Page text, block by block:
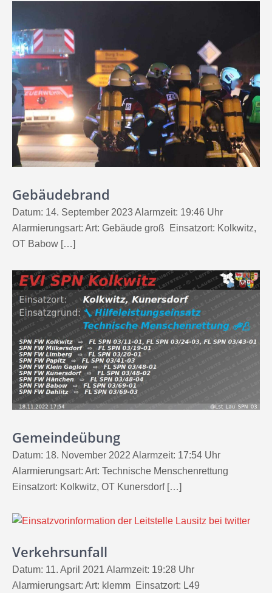
Gebäudebrand
Datum: 14. September 2023 Alarmzeit: 19:46 Uhr
Alarmierungsart: Art: Gebäude groß Einsatzort: Kolkwitz,
OT Babow […]
Gemeindeübung
Datum: 18. November 2022 Alarmzeit: 17:54 Uhr
Alarmierungsart: Art: Technische Menschenrettung
Einsatzort: Kolkwitz, OT Kunersdorf […]
Verkehrsunfall
Datum: 11. April 2021 Alarmzeit: 19:28 Uhr
Alarmierungsart: Art: klemm Einsatzort: L49